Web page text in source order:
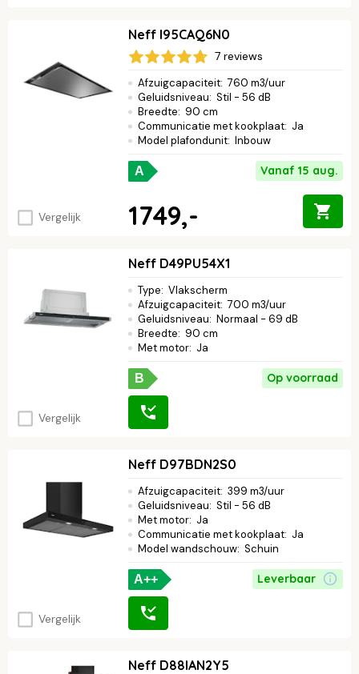
Vergelijk
Neff I95CAQ6N0
7 reviews
Afzuigcapaciteit: 760 m3/uur
Geluidsniveau: Stil - 56 dB
Breedte: 90 cm
Communicatie met kookplaat: Ja
Model plafondunit: Inbouw
A Vanaf 15 aug.
1749,-
Vergelijk
Neff D49PU54X1
Type: Vlakscherm
Afzuigcapaciteit: 700 m3/uur
Geluidsniveau: Normaal - 69 dB
Breedte: 90 cm
Met motor: Ja
B Op voorraad
Vergelijk
Neff D97BDN2S0
Afzuigcapaciteit: 399 m3/uur
Geluidsniveau: Stil - 56 dB
Met motor: Ja
Communicatie met kookplaat: Ja
Model wandschouw: Schuin
A++ Leverbaar
Neff D88IAN2Y5